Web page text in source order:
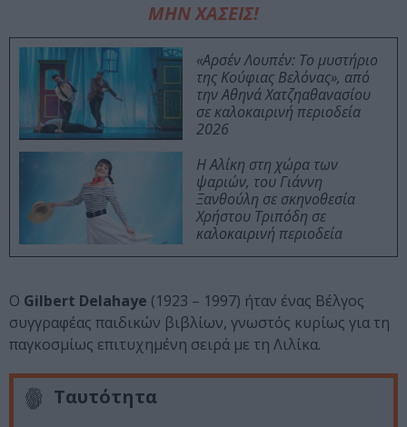
ΜΗΝ ΧΑΣΕΙΣ!
«Αρσέν Λουπέν: Το μυστήριο
της Κούφιας Βελόνας», από
την Αθηνά Χατζηαθανασίου
σε καλοκαιρινή περιοδεία
2026
Η Αλίκη στη χώρα των
ψαριών, του Γιάννη
Ξανθούλη σε σκηνοθεσία
Χρήστου Τριπόδη σε
καλοκαιρινή περιοδεία
Ο Gilbert Delahaye (1923 – 1997) ήταν ένας Βέλγος
συγγραφέας παιδικών βιβλίων, γνωστός κυρίως για τη
παγκοσμίως επιτυχημένη σειρά με τη Λιλίκα.
Ταυτότητα